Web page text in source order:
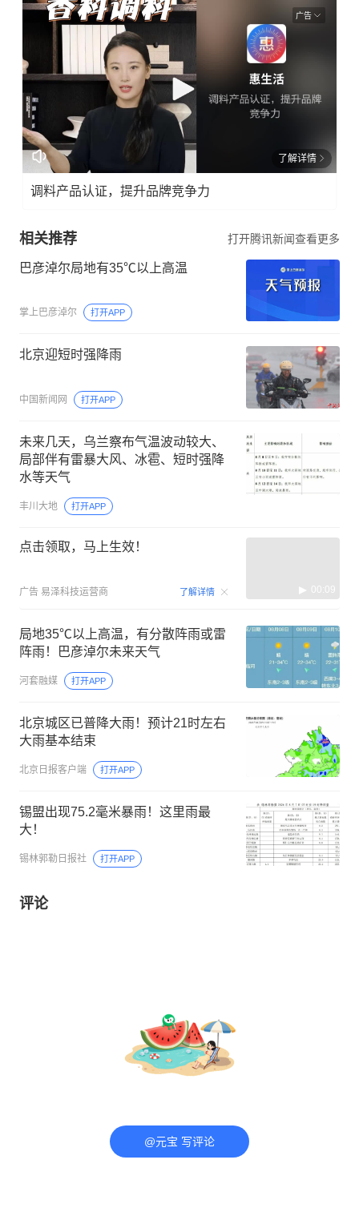
广告
了解详情
调料产品认证，提升品牌竞争力
相关推荐 打开腾讯新闻查看更多
巴彦淖尔局地有35℃以上高温
掌上巴彦淖尔 打开APP
北京迎短时强降雨
中国新闻网 打开APP
未来几天，乌兰察布气温波动较大、
局部伴有雷暴大风、冰雹、短时强降
水等天气
丰川大地 打开APP
点击领取，马上生效！
广告 易泽科技运营商 了解详情 00:09
局地35℃以上高温，有分散阵雨或雷
阵雨！巴彦淖尔未来天气
河套融媒 打开APP
北京城区已普降大雨！预计21时左右
大雨基本结束
北京日报客户端 打开APP
锡盟出现75.2毫米暴雨！这里雨最
大！
锡林郭勒日报社 打开APP
评论
@元宝 写评论